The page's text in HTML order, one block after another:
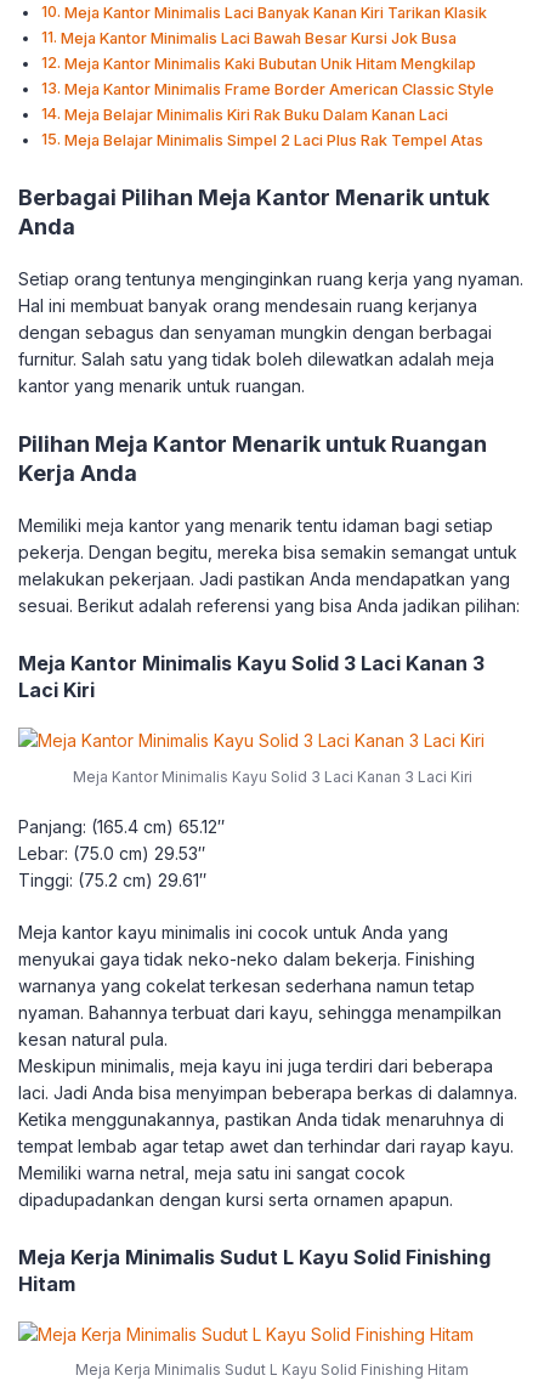
Meja Kantor Minimalis Laci Banyak Kanan Kiri Tarikan Klasik
Meja Kantor Minimalis Laci Bawah Besar Kursi Jok Busa
Meja Kantor Minimalis Kaki Bubutan Unik Hitam Mengkilap
Meja Kantor Minimalis Frame Border American Classic Style
Meja Belajar Minimalis Kiri Rak Buku Dalam Kanan Laci
Meja Belajar Minimalis Simpel 2 Laci Plus Rak Tempel Atas
Berbagai Pilihan Meja Kantor Menarik untuk
Anda
Setiap orang tentunya menginginkan ruang kerja yang nyaman.
Hal ini membuat banyak orang mendesain ruang kerjanya
dengan sebagus dan senyaman mungkin dengan berbagai
furnitur. Salah satu yang tidak boleh dilewatkan adalah meja
kantor yang menarik untuk ruangan.
Pilihan Meja Kantor Menarik untuk Ruangan
Kerja Anda
Memiliki meja kantor yang menarik tentu idaman bagi setiap
pekerja. Dengan begitu, mereka bisa semakin semangat untuk
melakukan pekerjaan. Jadi pastikan Anda mendapatkan yang
sesuai. Berikut adalah referensi yang bisa Anda jadikan pilihan:
Meja Kantor Minimalis Kayu Solid 3 Laci Kanan 3
Laci Kiri
Meja Kantor Minimalis Kayu Solid 3 Laci Kanan 3 Laci Kiri
Panjang: (165.4 cm) 65.12″
Lebar: (75.0 cm) 29.53″
Tinggi: (75.2 cm) 29.61″
Meja kantor kayu minimalis ini cocok untuk Anda yang
menyukai gaya tidak neko-neko dalam bekerja. Finishing
warnanya yang cokelat terkesan sederhana namun tetap
nyaman. Bahannya terbuat dari kayu, sehingga menampilkan
kesan natural pula.
Meskipun minimalis, meja kayu ini juga terdiri dari beberapa
laci. Jadi Anda bisa menyimpan beberapa berkas di dalamnya.
Ketika menggunakannya, pastikan Anda tidak menaruhnya di
tempat lembab agar tetap awet dan terhindar dari rayap kayu.
Memiliki warna netral, meja satu ini sangat cocok
dipadupadankan dengan kursi serta ornamen apapun.
Meja Kerja Minimalis Sudut L Kayu Solid Finishing
Hitam
Meja Kerja Minimalis Sudut L Kayu Solid Finishing Hitam